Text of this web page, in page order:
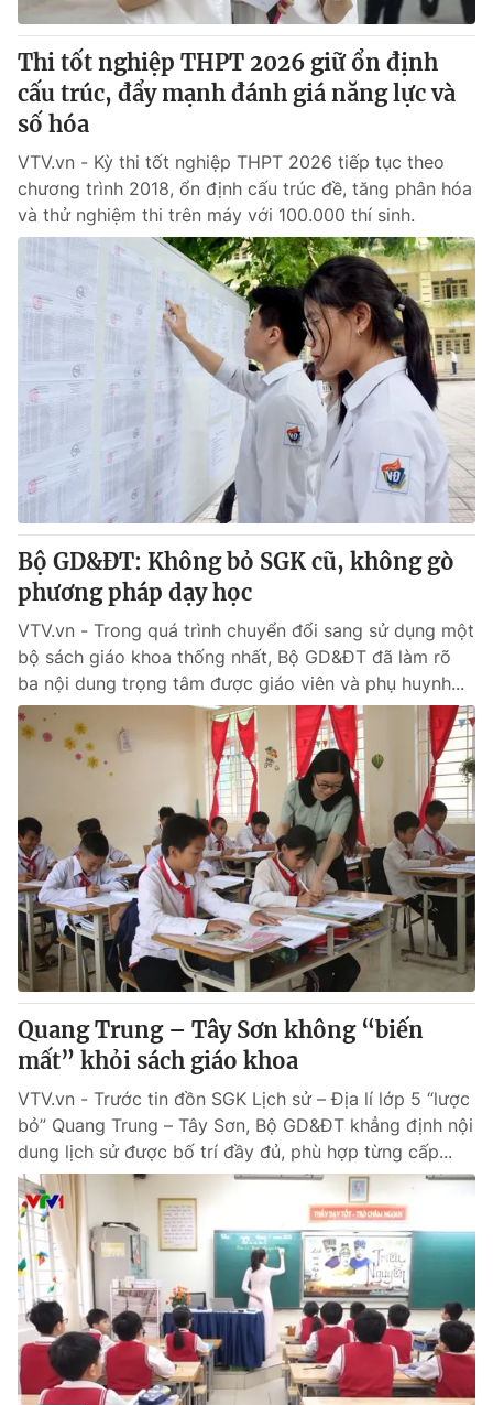
Thi tốt nghiệp THPT 2026 giữ ổn định
cấu trúc, đẩy mạnh đánh giá năng lực và
số hóa
VTV.vn - Kỳ thi tốt nghiệp THPT 2026 tiếp tục theo
chương trình 2018, ổn định cấu trúc đề, tăng phân hóa
và thử nghiệm thi trên máy với 100.000 thí sinh.
Bộ GD&ĐT: Không bỏ SGK cũ, không gò
phương pháp dạy học
VTV.vn - Trong quá trình chuyển đổi sang sử dụng một
bộ sách giáo khoa thống nhất, Bộ GD&ĐT đã làm rõ
ba nội dung trọng tâm được giáo viên và phụ huynh...
Quang Trung – Tây Sơn không “biến
mất” khỏi sách giáo khoa
VTV.vn - Trước tin đồn SGK Lịch sử – Địa lí lớp 5 “lược
bỏ” Quang Trung – Tây Sơn, Bộ GD&ĐT khẳng định nội
dung lịch sử được bố trí đầy đủ, phù hợp từng cấp...